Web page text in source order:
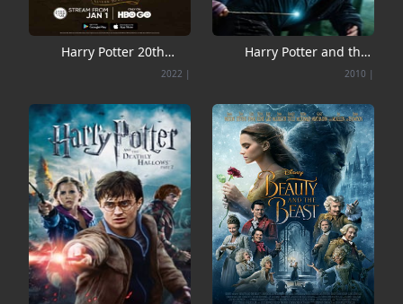
Harry Potter and the
Deathly Hallows: Part|
2010
Harry Potter 20th
Anniversary Return
|
2022